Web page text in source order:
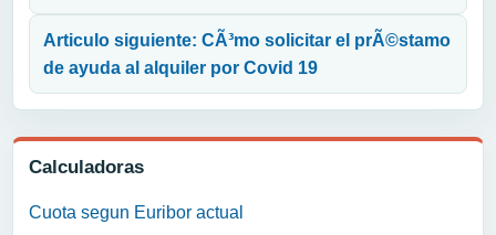
Calculadoras
Cuota segun Euribor actual
Articulo siguiente: CÃ³mo solicitar el prÃ©stamo
de ayuda al alquiler por Covid 19